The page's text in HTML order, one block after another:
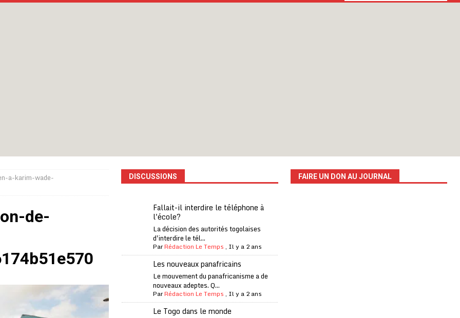
Oti-Sud enregistre 99% de couverture
A LA UNE
à la tête de la FIFA
Aliko Dangote
financière
ECONOMIE
Bagayoko visé par une plainte d’une asso anticorruption
a-karim-wade-
de-
DISCUSSIONS
Fallait-il interdire le téléphone à
l'école?
La décision des autorités togolaises
d'interdire le tél...
ParRédaction Le Temps , Il y a 2 ans
Les nouveaux panafricains
Le mouvement du panafricanisme a de
nouveaux adeptes. Q...
ParRédaction Le Temps , Il y a 2 ans
Le Togo dans le monde
FAIRE UN DON AU JOURNAL